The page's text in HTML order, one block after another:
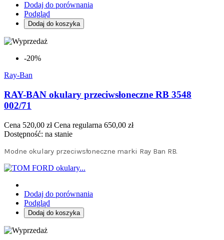
Dodaj do porównania
Podgląd
Dodaj do koszyka
-20%
Ray-Ban
RAY-BAN okulary przeciwsłoneczne RB 3548
002/71
Cena 520,00 zł Cena regularna 650,00 zł
Dostępność: na stanie
Modne okulary przeciwsłoneczne marki Ray Ban RB.
Dodaj do porównania
Podgląd
Dodaj do koszyka